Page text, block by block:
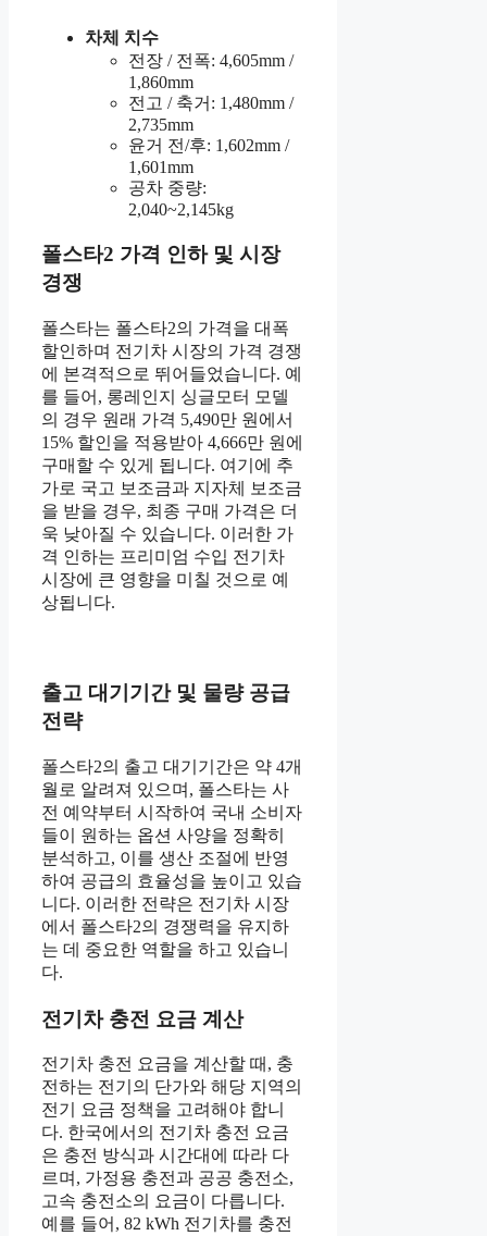
차체 치수
전장 / 전폭: 4,605mm /
1,860mm
전고 / 축거: 1,480mm /
2,735mm
윤거 전/후: 1,602mm /
1,601mm
공차 중량:
2,040~2,145kg
폴스타2 가격 인하 및 시장
경쟁
폴스타는 폴스타2의 가격을 대폭
할인하며 전기차 시장의 가격 경쟁
에 본격적으로 뛰어들었습니다. 예
를 들어, 롱레인지 싱글모터 모델
의 경우 원래 가격 5,490만 원에서
15% 할인을 적용받아 4,666만 원에
구매할 수 있게 됩니다. 여기에 추
가로 국고 보조금과 지자체 보조금
을 받을 경우, 최종 구매 가격은 더
욱 낮아질 수 있습니다. 이러한 가
격 인하는 프리미엄 수입 전기차
시장에 큰 영향을 미칠 것으로 예
상됩니다.
출고 대기기간 및 물량 공급
전략
폴스타2의 출고 대기기간은 약 4개
월로 알려져 있으며, 폴스타는 사
전 예약부터 시작하여 국내 소비자
들이 원하는 옵션 사양을 정확히
분석하고, 이를 생산 조절에 반영
하여 공급의 효율성을 높이고 있습
니다. 이러한 전략은 전기차 시장
에서 폴스타2의 경쟁력을 유지하
는 데 중요한 역할을 하고 있습니
다.
전기차 충전 요금 계산
전기차 충전 요금을 계산할 때, 충
전하는 전기의 단가와 해당 지역의
전기 요금 정책을 고려해야 합니
다. 한국에서의 전기차 충전 요금
은 충전 방식과 시간대에 따라 다
르며, 가정용 충전과 공공 충전소,
고속 충전소의 요금이 다릅니다.
예를 들어, 82 kWh 전기차를 충전